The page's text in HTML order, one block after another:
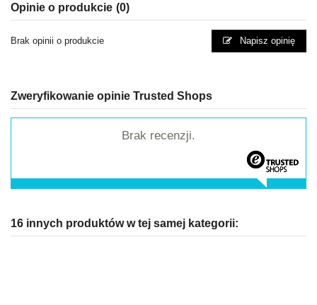
Opinie o produkcie (0)
Brak opinii o produkcie Napisz opinię
Zweryfikowanie opinie Trusted Shops
Brak recenzji.
16 innych produktów w tej samej kategorii: